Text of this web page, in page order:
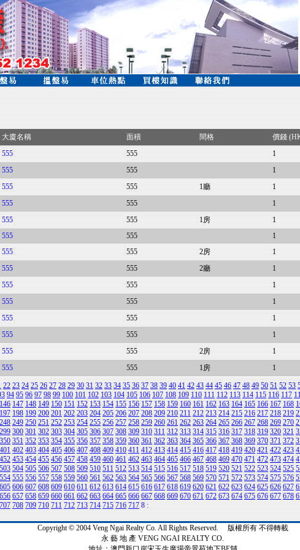
大廈名稱 面積 間格
價錢
555 555
1
555 555
1
555
555 1廳
1
555 555
1
555
555 1房
1
555
555
1
555
555 2房
1
555
555 2廳
1
555 555
1
555 555
1
555 555
1
555 555
1
555
555 2房
1
555
555 1房 1
22 23 24 25 26 27 28 29 30 31 32 33 34 35 36 37 38 39 40 41 42 43 44 45 46 47 48 49 50 51 52 53
94 95 96 97 98 99 100 101 102 103 104 105 106 107 108 109 110 111 112 113 114 115 116 117
146 147 148 149 150 151 152 153 154 155 156 157 158 159 160 161 162 163 164 165 166 167 168
197 198 199 200 201 202 203 204 205 206 207 208 209 210 211 212 213 214 215 216 217 218 219
248 249 250 251 252 253 254 255 256 257 258 259 260 261 262 263 264 265 266 267 268 269 270
299 300 301 302 303 304 305 306 307 308 309 310 311 312 313 314 315 316 317 318 319 320 321
350 351 352 353 354 355 356 357 358 359 360 361 362 363 364 365 366 367 368 369 370 371 372
401 402 403 404 405 406 407 408 409 410 411 412 413 414 415 416 417 418 419 420 421 422 423
452 453 454 455 456 457 458 459 460 461 462 463 464 465 466 467 468 469 470 471 472 473 474
503 504 505 506 507 508 509 510 511 512 513 514 515 516 517 518 519 520 521 522 523 524 525
554 555 556 557 558 559 560 561 562 563 564 565 566 567 568 569 570 571 572 573 574 575 576
605 606 607 608 609 610 611 612 613 614 615 616 617 618 619 620 621 622 623 624 625 626 627
656 657 658 659 660 661 662 663 664 665 666 667 668 669 670 671 672 673 674 675 676 677 678
707 708 709 710 711 712 713 714 715 716 717 8 :
Copyright © 2004 Veng Ngai Realty Co. All Rights Reserved. 版權所有 不得轉載
永 藝 地 產 VENG NGAI REALTY CO.